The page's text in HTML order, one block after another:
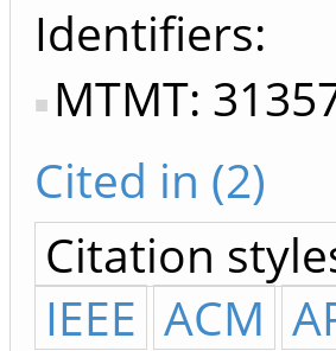
Identifiers
MTMT:
Cited in (2)
Citation
IEEE ACM